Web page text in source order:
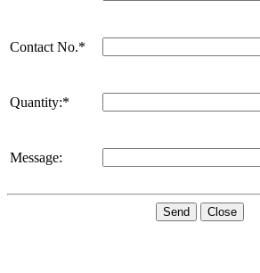
Contact No.*
Quantity:*
Message:
Send Close